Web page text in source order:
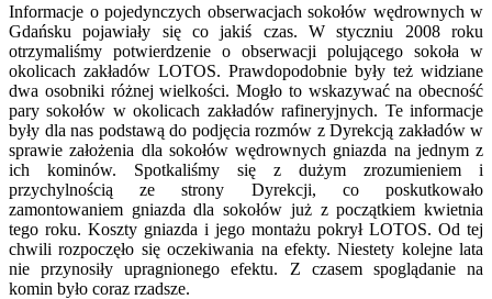
Informacje o pojedynczych obserwacjach sokołów wędrownych w
Gdańsku pojawiały się co jakiś czas. W styczniu 2008 roku
otrzymaliśmy potwierdzenie o obserwacji polującego sokoła w
okolicach zakładów LOTOS. Prawdopodobnie były też widziane
dwa osobniki różnej wielkości. Mogło to wskazywać na obecność
pary sokołów w okolicach zakładów rafineryjnych. Te informacje
były dla nas podstawą do podjęcia rozmów z Dyrekcją zakładów w
sprawie założenia dla sokołów wędrownych gniazda na jednym z
ich kominów. Spotkaliśmy się z dużym zrozumieniem i
przychylnością ze strony Dyrekcji, co poskutkowało
zamontowaniem gniazda dla sokołów już z początkiem kwietnia
tego roku. Koszty gniazda i jego montażu pokrył LOTOS. Od tej
chwili rozpoczęło się oczekiwania na efekty. Niestety kolejne lata
nie przynosiły upragnionego efektu. Z czasem spoglądanie na
komin było coraz rzadsze.